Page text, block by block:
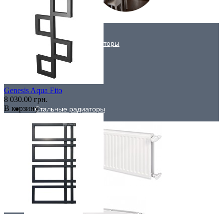
ДЛЯ КУХНИ
Вертикальные радиаторы
Низкие радиаторы
Стальные радиаторы
Гигиенические
Genesis Aqua Fito
8 030.00 грн.
В корзину